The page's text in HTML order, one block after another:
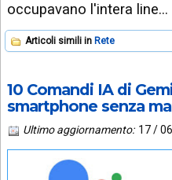
occupavano l'intera line…
Articoli simili in Rete
10 Comandi IA di
smartphone senza
Ultimo aggiornamento: 17 /